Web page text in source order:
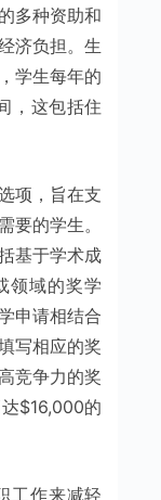
多种资助和
济负担。生
学生每年的
，这包括住
项，旨在支
要的学生。
基于学术成
领域的奖学
申请相结合
写相应的奖
竞争力的奖
$16,000的
工作来减轻